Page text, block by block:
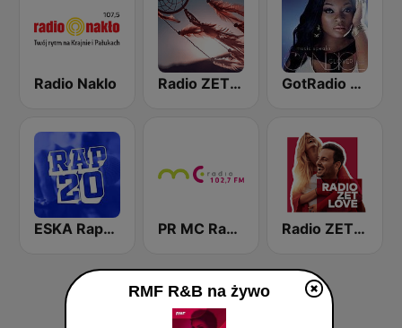
Radio Naklo Radio ZET Chilli Soul GotRadio - Urban Lounge
ESKA Rap20 PR MC Radio Radio ZET Love
RMF R&B na żywo